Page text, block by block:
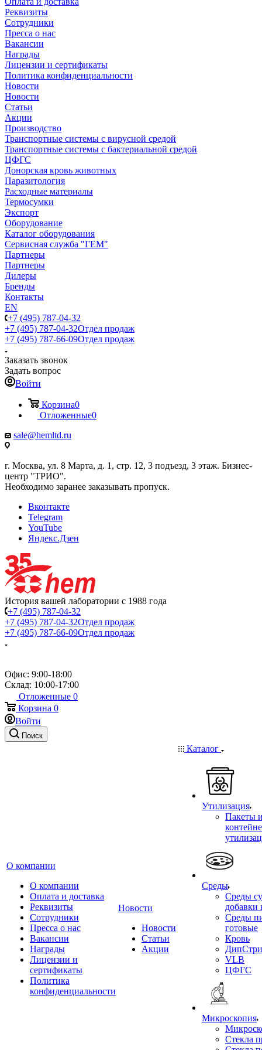
Реквизиты
Сотрудники
Пресса о нас
Вакансии
Награды
Лицензии и сертификаты
Политика конфиденциальности
Новости
Новости
Статьи
Акции
Производство
Транспортные системы с вирусной средой
Транспортные системы с бактериальной средой
ЦФГС
Донорская кровь животных
Паразитология
Расходные материалы
Термосумки
Экспорт
Оборудование
Каталог оборудования
Сервисная служба "ГЕМ"
Партнеры
Партнеры
Дилеры
Бренды
Контакты
EN
+7 (495) 787-04-32
+7 (495) 787-04-32Отдел продаж
+7 (495) 787-66-09Отдел продаж
Заказать звонок
Задать вопрос
Войти
Корзина0
Отложенные0
sale@hemltd.ru
г. Москва, ул. 8 Марта, д. 1, стр. 12, 3 подъезд, 3 этаж. Бизнес-
центр "ТРИО".
Необходимо заранее заказывать пропуск.
Вконтакте
Telegram
YouTube
Яндекс.Дзен
История вашей лаборатории с 1988 года
+7 (495) 787-04-32
+7 (495) 787-04-32Отдел продаж
+7 (495) 787-66-09Отдел продаж
Офис: 9:00-18:00
Склад: 10:00-17:00
Отложенные 0
Корзина 0
Войти
Поиск
О компании
О компании
Оплата и доставка
Реквизиты
Сотрудники
Пресса о нас
Вакансии
Награды
Лицензии и
сертификаты
Политика
конфиденциальности
Новости
Новости
Статьи
Акции
Каталог
Утилизация
Пакеты
Среды
Среды
добавки
Среды
готовые
Кровь
VLB
ЦФГС
Микроскопия
Стекла